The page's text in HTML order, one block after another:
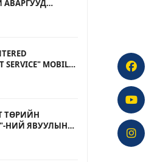
SERVICE" MOBILE
CENTER
ТӨРИЙН
НИЙ ЯВУУЛЫН
ТӨВД